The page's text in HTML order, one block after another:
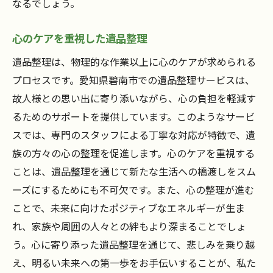
なるでしょう。
心のケアを重視した遺品整理
遺品整理は、物理的な作業以上に心のケアが求められる
プロセスです。愛知県碧南市での遺品整理サービスは、
故人様との思い出に寄り添いながら、心の負担を軽減す
るためのサポートを提供しています。このようなサービ
スでは、専門のスタッフによる丁寧な対応が特徴で、遺
族の方々の心の整理を促進します。心のケアを重視する
ことは、遺品整理を通じて新たな生活への橋渡しをスム
ーズにするためにも不可欠です。また、心の整理が進む
ことで、未来に向けたポジティブなエネルギーが生ま
れ、家族や周囲の人々との絆もより深まることでしょ
う。心に寄り添った遺品整理を通じて、悲しみを乗り越
え、明るい未来への第一歩をお手伝いすることが、私た